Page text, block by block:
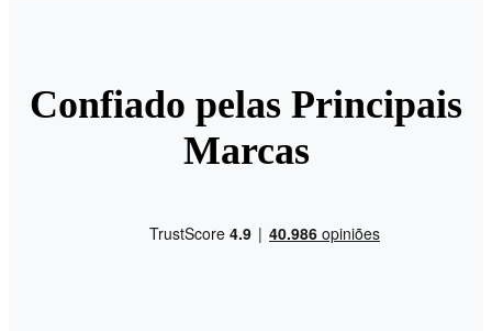
Confiado pelas Principais
Marcas